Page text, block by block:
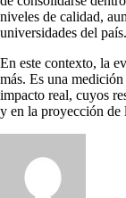
niveles de calidad,
universidades del país.
En este contexto, la
más. Es una
impacto real, cuyos
y en la proyección de